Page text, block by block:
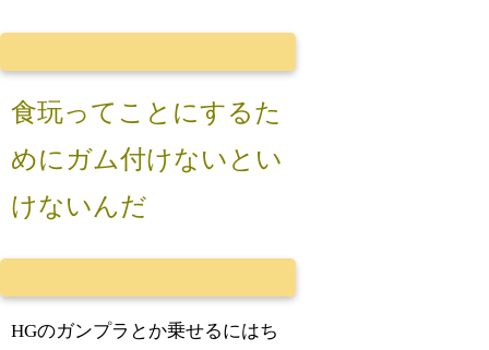
食玩ってことにするた
めにガム付けないとい
けないんだ
HGのガンプラとか乗せるにはち